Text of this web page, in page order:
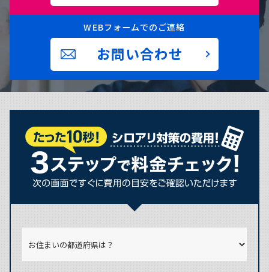
WEBフォームでのご連絡
お問い合わせ